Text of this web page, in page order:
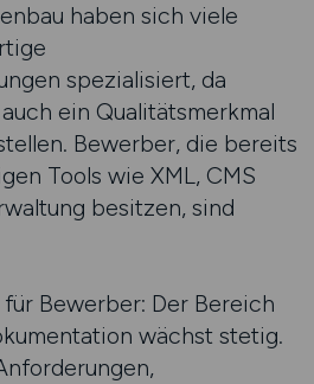
haben sich viele
spezialisiert, da
ein Qualitätsmerkmal
Bewerber, die bereits
Tools wie XML, CMS
besitzen, sind
Bewerber: Der Bereich
wächst stetig.